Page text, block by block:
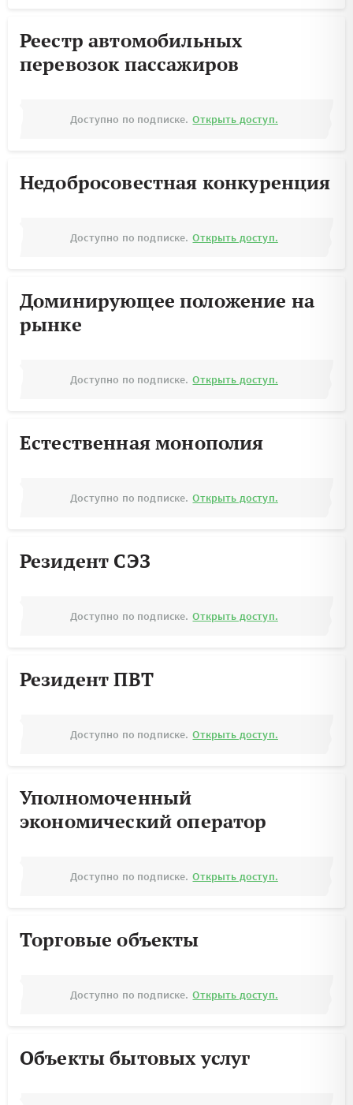
Реестр автомобильных
перевозок пассажиров
Доступно по подписке. Открыть доступ.
Недобросовестная конкуренция
Доступно по подписке. Открыть доступ.
Доминирующее положение на
рынке
Доступно по подписке. Открыть доступ.
Естественная монополия
Доступно по подписке. Открыть доступ.
Резидент СЭЗ
Доступно по подписке. Открыть доступ.
Резидент ПВТ
Доступно по подписке. Открыть доступ.
Уполномоченный
экономический оператор
Доступно по подписке. Открыть доступ.
Торговые объекты
Доступно по подписке. Открыть доступ.
Объекты бытовых услуг